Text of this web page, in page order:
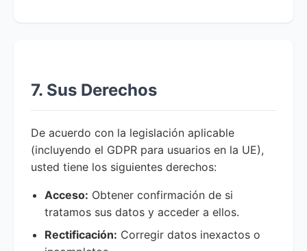
7. Sus Derechos
De acuerdo con la legislación aplicable
(incluyendo el GDPR para usuarios en la UE),
usted tiene los siguientes derechos:
Acceso: Obtener confirmación de si
tratamos sus datos y acceder a ellos.
Rectificación: Corregir datos inexactos o